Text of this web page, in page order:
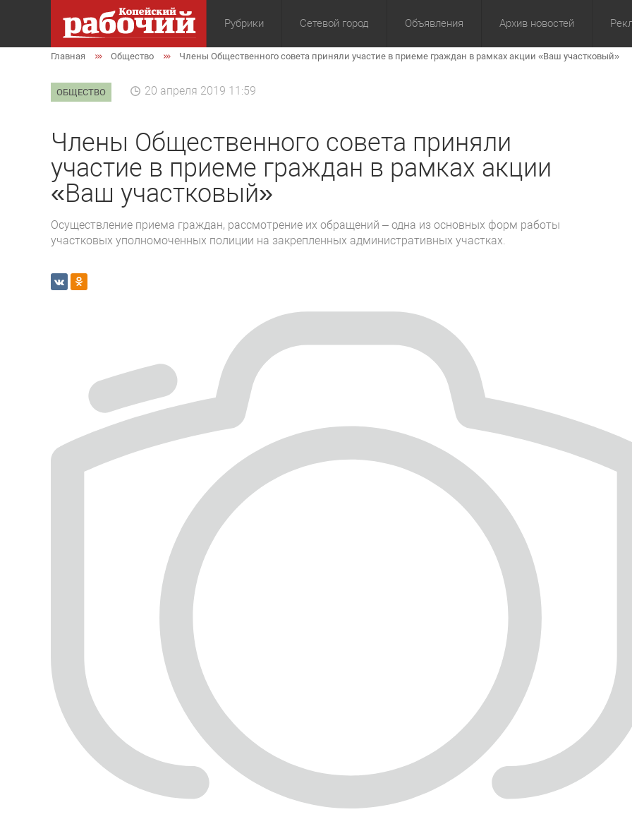
Рубрики
Общество Экономика Культура Политика Спорт ЖКХ
Сетевой город Объявления Архив новостей
За сутки За 3 дня
Главная Общество Члены Общественного совета приняли участие в приеме граждан в рамках акции «Ваш участковый»
ОБЩЕСТВО 20 апреля 2019 11:59
Члены Общественного совета приняли
участие в приеме граждан в рамках акции
«Ваш участковый»
Осуществление приема граждан, рассмотрение их обращений – одна из основных форм работы
участковых уполномоченных полиции на закрепленных административных участках.